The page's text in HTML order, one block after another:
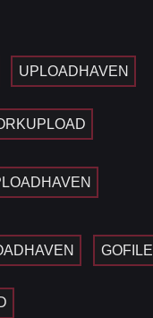
UPLOADHAVEN
GOFILE